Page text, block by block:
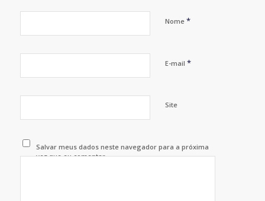
Nome *
E-mail *
Site
Salvar meus dados neste navegador para a próxima
vez que eu comentar.